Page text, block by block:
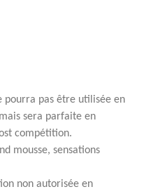
pourra pas être utilisée en
sera parfaite en
compétition.
mousse, sensations
non autorisée en